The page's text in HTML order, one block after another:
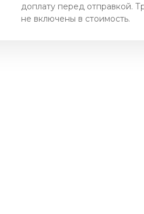
доплату перед отправкой.
не включены в стоимость.